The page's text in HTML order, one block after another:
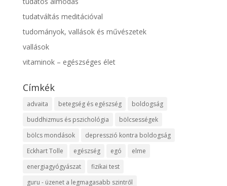
tudatváltás meditációval
tudományok, vallások és művészetek
vallások
vitaminok – egészséges élet
Címkék
advaita betegség és egészség
boldogság
buddhizmus és pszichológia
bölcsességek
bölcs mondások
depresszió kontra boldogság
Eckhart Tolle
egészség egó
elme
energiagyógyászat
fizikai test
guru - üzenet a legmagasabb szintről